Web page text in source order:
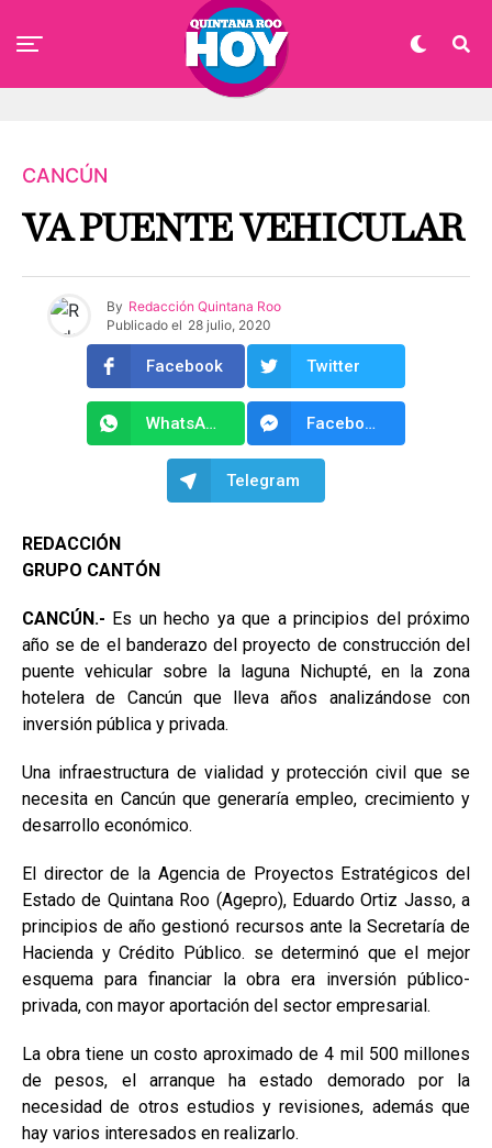
CANCÚN
VA PUENTE VEHICULAR
By Redacción Quintana Roo
Publicado el 28 julio, 2020
Facebook Twitter
WhatsApp Facebook Messenger
Telegram
REDACCIÓN
GRUPO CANTÓN
CANCÚN.- Es un hecho ya que a principios del próximo
año se de el banderazo del proyecto de construcción del
puente vehicular sobre la laguna Nichupté, en la zona
hotelera de Cancún que lleva años analizándose con
inversión pública y privada.
Una infraestructura de vialidad y protección civil que se
necesita en Cancún que generaría empleo, crecimiento y
desarrollo económico.
El director de la Agencia de Proyectos Estratégicos del
Estado de Quintana Roo (Agepro), Eduardo Ortiz Jasso, a
principios de año gestionó recursos ante la Secretaría de
Hacienda y Crédito Público. se determinó que el mejor
esquema para financiar la obra era inversión público-
privada, con mayor aportación del sector empresarial.
La obra tiene un costo aproximado de 4 mil 500 millones
de pesos, el arranque ha estado demorado por la
necesidad de otros estudios y revisiones, además que
hay varios interesados en realizarlo.